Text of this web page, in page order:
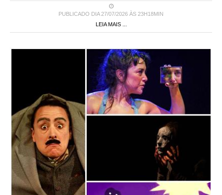
PUBLICADO DIA 27/07/2026 ÀS 23H18MIN
LEIA MAIS ...